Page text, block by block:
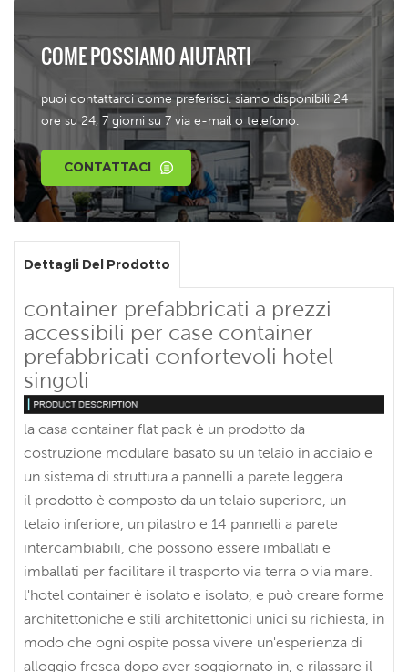
COME POSSIAMO AIUTARTI
puoi contattarci come preferisci. siamo disponibili 24
ore su 24, 7 giorni su 7 via e-mail o telefono.
CONTATTACI
Dettagli Del Prodotto
container prefabbricati a prezzi
accessibili per case container
prefabbricati confortevoli hotel
singoli
la casa container flat pack è un prodotto da
costruzione modulare basato su un telaio in acciaio e
un sistema di struttura a pannelli a parete leggera.
il prodotto è composto da un telaio superiore, un
telaio inferiore, un pilastro e 14 pannelli a parete
intercambiabili, che possono essere imballati e
imballati per facilitare il trasporto via terra o via mare.
l'hotel container è isolato e isolato, e può creare forme
architettoniche e stili architettonici unici su richiesta, in
modo che ogni ospite possa vivere un'esperienza di
alloggio fresca dopo aver soggiornato in, e rilassare il